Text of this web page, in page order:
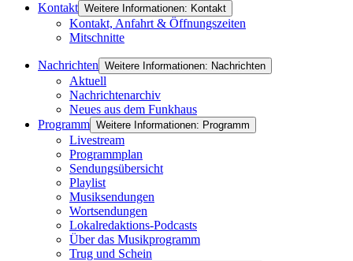
Kontakt Weitere Informationen: Kontakt
Kontakt, Anfahrt & Öffnungszeiten
Mitschnitte
Nachrichten Weitere Informationen: Nachrichten
Aktuell
Nachrichtenarchiv
Neues aus dem Funkhaus
Programm Weitere Informationen: Programm
Livestream
Programmplan
Sendungsübersicht
Playlist
Musiksendungen
Wortsendungen
Lokalredaktions-Podcasts
Über das Musikprogramm
Trug und Schein